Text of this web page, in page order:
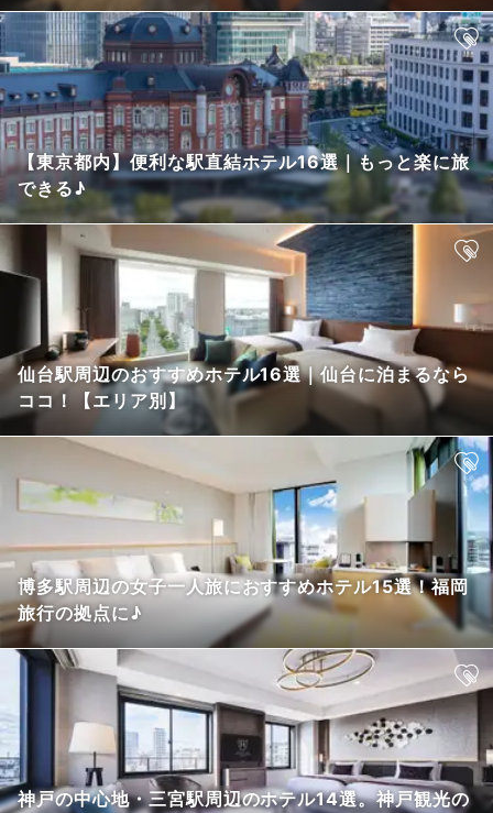
【東京都内】便利な駅直結ホテル16選｜もっと楽に旅
できる♪
仙台駅周辺のおすすめホテル16選｜仙台に泊まるなら
ココ！【エリア別】
博多駅周辺の女子一人旅におすすめホテル15選！福岡
旅行の拠点に♪
神戸の中心地・三宮駅周辺のホテル14選。神戸観光の